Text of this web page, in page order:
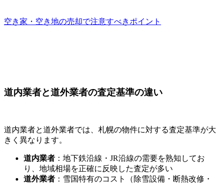
空き家・空き地の売却で注意すべきポイント
道内業者と道外業者の査定基準の違い
道内業者と道外業者では、札幌の物件に対する査定基準が大
きく異なります。
道内業者 ：地下鉄沿線・JR沿線の需要を熟知してお
り、地域相場を正確に反映した査定が多い
道外業者 ：雪国特有のコスト（除雪設備・断熱改修・